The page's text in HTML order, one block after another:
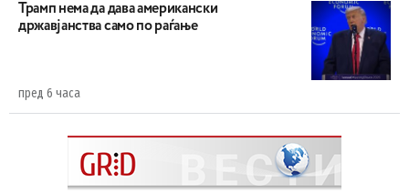
Трамп нема да дава американски
државјанства само по раѓање
пред 6 часа